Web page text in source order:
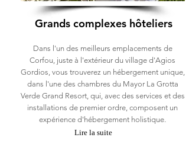
Grands complexes hôteliers
Dans l'un des meilleurs emplacements de
Corfou, juste à l'extérieur du village d'Agios
Gordios, vous trouverez un hébergement unique,
dans l'une des chambres du Mayor La Grotta
Verde Grand Resort, qui, avec des services et des
installations de premier ordre, composent un
expérience d'hébergement holistique.
Lire la suite